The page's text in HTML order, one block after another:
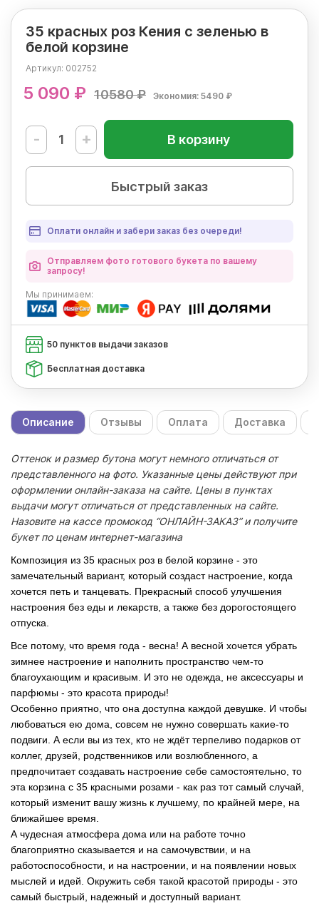
35 красных роз Кения с зеленью в
белой корзине
Артикул: 002752
5 090 ₽ 10580 ₽ Экономия: 5490 ₽
- + В корзину
Быстрый заказ
Оплати онлайн и забери заказ без очереди!
Отправляем фото готового букета по вашему
запросу!
Мы принимаем:
50 пунктов выдачи заказов
Бесплатная доставка
Описание Отзывы Оплата Доставка
Оттенок и размер бутона могут немного отличаться от
представленного на фото. Указанные цены действуют при
оформлении онлайн-заказа на сайте. Цены в пунктах
выдачи могут отличаться от представленных на сайте.
Назовите на кассе промокод “ОНЛАЙН-ЗАКАЗ” и получите
букет по ценам интернет-магазина
Композиция из 35 красных роз в белой корзине - это
замечательный вариант, который создаст настроение, когда
хочется петь и танцевать. Прекрасный способ улучшения
настроения без еды и лекарств, а также без дорогостоящего
отпуска.
Все потому, что время года - весна! А весной хочется убрать
зимнее настроение и наполнить пространство чем-то
благоухающим и красивым. И это не одежда, не аксессуары и
парфюмы - это красота природы!
Особенно приятно, что она доступна каждой девушке. И чтобы
любоваться ею дома, совсем не нужно совершать какие-то
подвиги. А если вы из тех, кто не ждёт терпеливо подарков от
коллег, друзей, родственников или возлюбленного, а
предпочитает создавать настроение себе самостоятельно, то
эта корзина с 35 красными розами - как раз тот самый случай,
который изменит вашу жизнь к лучшему, по крайней мере, на
ближайшее время.
А чудесная атмосфера дома или на работе точно
благоприятно сказывается и на самочувствии, и на
работоспособности, и на настроении, и на появлении новых
мыслей и идей. Окружить себя такой красотой природы - это
самый быстрый, надежный и доступный вариант.